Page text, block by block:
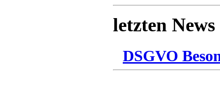
letzten News
DSGVO